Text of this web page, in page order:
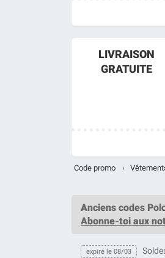
LIVRAISON
GRATUITE
Code promo ›
Anciens codes
Abonne-toi aux
expiré le 08/03